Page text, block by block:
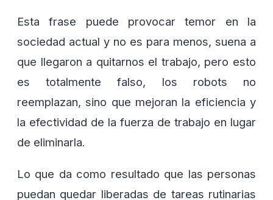
Esta frase puede provocar temor en la
sociedad actual y no es para menos, suena a
que llegaron a quitarnos el trabajo, pero esto
es totalmente falso, los robots no
reemplazan, sino que mejoran la eficiencia y
la efectividad de la fuerza de trabajo en lugar
de eliminarla.
Lo que da como resultado que las personas
puedan quedar liberadas de tareas rutinarias